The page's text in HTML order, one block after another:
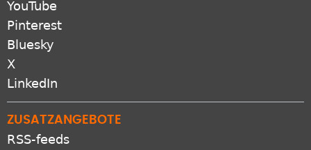
YouTube
Pinterest
Bluesky
X
LinkedIn
ZUSATZANGEBOTE
RSS-feeds